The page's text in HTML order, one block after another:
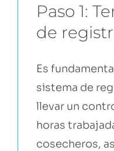
Paso 1:
de
Es
sistema de
llevar un
horas
cosecheros,